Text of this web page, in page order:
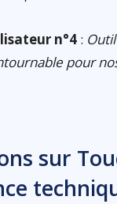
n°4 :
pour
sur